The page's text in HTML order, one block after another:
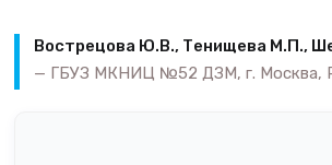
Вострецова Ю.В., Тенищева М.П.,
ГБУЗ МКНИЦ №52 ДЗМ, г. Москва,